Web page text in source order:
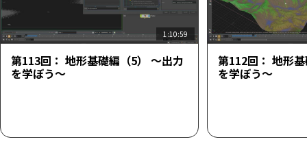
1:10:59
第113回： 地形基礎編（5） ～出力
を学ぼう～
第112回： 地形
を学ぼう～